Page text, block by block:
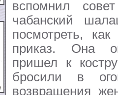
вспомнил
чабанский
посмотреть,
приказ. Она
пришел к
бросили в
возвращения